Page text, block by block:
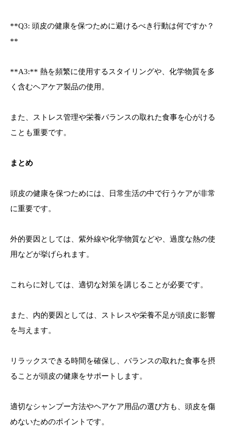
**Q3: 頭皮の健康を保つために避けるべき行動は何ですか？
**
**A3:** 熱を頻繁に使用するスタイリングや、化学物質を多
く含むヘアケア製品の使用。
また、ストレス管理や栄養バランスの取れた食事を心がける
ことも重要です。
まとめ
頭皮の健康を保つためには、日常生活の中で行うケアが非常
に重要です。
外的要因としては、紫外線や化学物質などや、過度な熱の使
用などが挙げられます。
これらに対しては、適切な対策を講じることが必要です。
また、内的要因としては、ストレスや栄養不足が頭皮に影響
を与えます。
リラックスできる時間を確保し、バランスの取れた食事を摂
ることが頭皮の健康をサポートします。
適切なシャンプー方法やヘアケア用品の選び方も、頭皮を傷
めないためのポイントです。